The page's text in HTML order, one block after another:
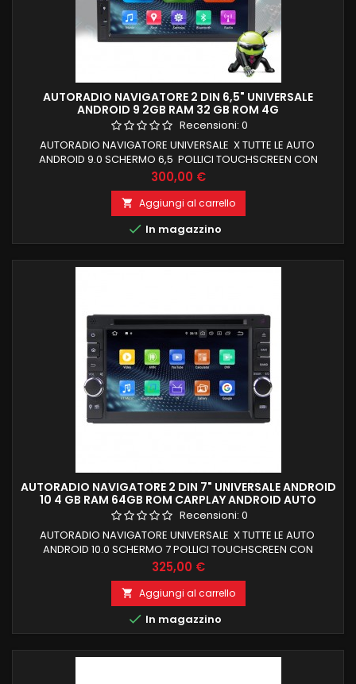
AUTORADIO NAVIGATORE 2 DIN 6,5" UNIVERSALE
ANDROID 9 2GB RAM 32 GB ROM 4G
Recensioni: 0
AUTORADIO NAVIGATORE UNIVERSALE X TUTTE LE AUTO
ANDROID 9.0 SCHERMO 6,5 POLLICI TOUCHSCREEN CON
RISOLUZIONE 1024X600 2GB RAM E 32 GB DI ROM INTERNA,
LOGO ALLA ACCENSIONE
Prezzo
300,00 €
 Aggiungi al carrello
 In magazzino
AUTORADIO NAVIGATORE 2 DIN 7" UNIVERSALE ANDROID
10 4 GB RAM 64GB ROM CARPLAY ANDROID AUTO
INTEGRATIRecensioni: 0
AUTORADIO NAVIGATORE UNIVERSALE X TUTTE LE AUTO
ANDROID 10.0 SCHERMO 7 POLLICI TOUCHSCREEN CON
RISOLUZIONE 1024X600 4 GB RAM E 64 GB DI ROM INTERNA,
LOGO ALLA ACCENSIONE CARPLAY +ANDROID AUTO INTEGRATI
Prezzo
325,00 €
 Aggiungi al carrello
 In magazzino